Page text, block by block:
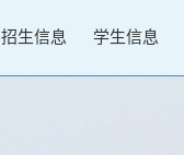
招生信息 学生信息